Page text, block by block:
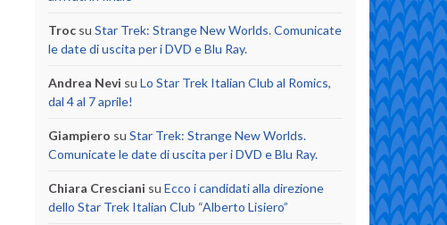
Troc su Star Trek: Strange New Worlds. Comunicate
le date di uscita per i DVD e Blu Ray.
Andrea Nevi su Lo Star Trek Italian Club al Romics,
dal 4 al 7 aprile!
Giampiero su Star Trek: Strange New Worlds.
Comunicate le date di uscita per i DVD e Blu Ray.
Chiara Cresciani su Ecco i candidati alla direzione
dello Star Trek Italian Club “Alberto Lisiero”